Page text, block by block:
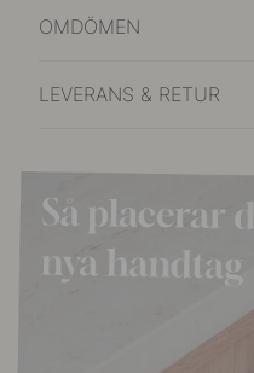
OMDÖMEN
LEVERANS & RETUR